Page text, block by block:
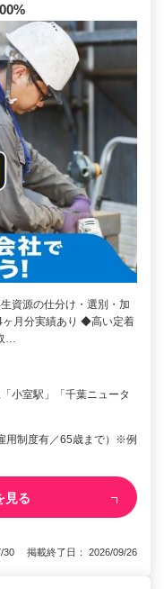
資源の仕分け・選別・加
月分実績あり ◆高い定着
…
小室駅」「千葉ニュータ
用制度有／65歳まで）※例
見る
30 掲載終了日： 2026/09/26